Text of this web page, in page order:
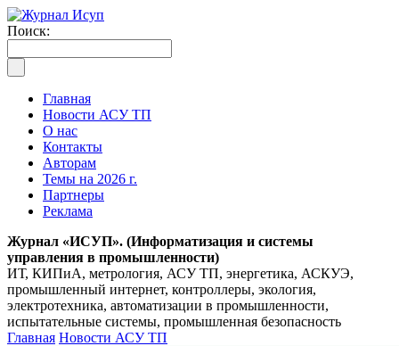
Поиск:
Главная
Новости АСУ ТП
О нас
Контакты
Авторам
Темы на 2026 г.
Партнеры
Реклама
Журнал «ИСУП». (Информатизация и системы
управления в промышленности)
ИТ, КИПиА, метрология, АСУ ТП, энергетика, АСКУЭ,
промышленный интернет, контроллеры, экология,
электротехника, автоматизации в промышленности,
испытательные системы, промышленная безопасность
Главная Новости АСУ ТП